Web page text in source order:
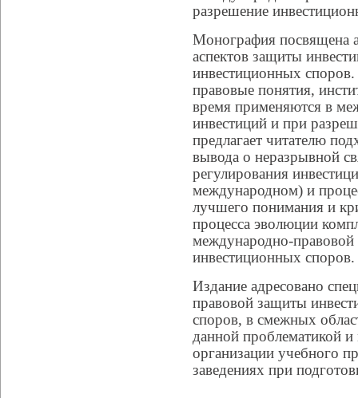
разрешение
Монография посвящена
аспектов защиты
инвестиционных
правовые понятия,
время применяются в
инвестиций и при
предлагает читателю
вывода о неразрывной
регулирования
международном) и
лучшего понимания и
процесса эволюции
международно-
инвестиционных споров.
Издание адресовано
правовой защиты
споров, в смежных
данной проблематикой
организации учебного
заведениях при